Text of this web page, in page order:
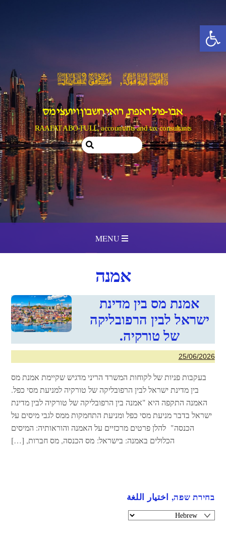
פתח סרגל נגישות
content
MENU
אבו-פול ראפת, רואי חשבון ויועצי מס
RAAFAT ABO-FULL, accountants and tax consultants
אמנה
אמנת מס בין מדינת
ישראל לבין הרפובליקה
של טורקיה.
25/06/2026
בעקבות פניות של לקוחות המשרד הריני מדגיש שקיימת אמנת מס
בין מדינת ישראל לבין הרפובליקה של טורקיה למניעת מסי כפל.
האמנה התקפה היא "אמנה בין הרפובליקה של טורקיה לבין מדינת
ישראל בדבר מניעת מסי כפל ומניעת התחמקות ממס לגבי מיסים על
הכנסה" להלן פרטים מרכזיים על האמנה והוראותיה: המיסים
הכלולים באמנה: בישראל: מס הכנסה, מס חברות, […]
בחירת שפה, اختيار اللغة